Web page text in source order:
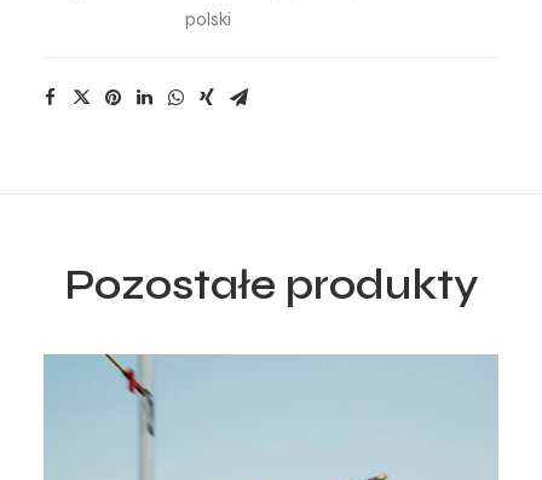
polski
Pozostałe produkty